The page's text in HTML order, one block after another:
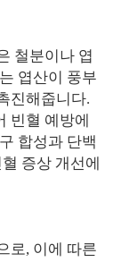
철분이나 엽
엽산이 풍부
진해줍니다.
빈혈 예방에
합성과 단백
증상 개선에
로, 이에 따른